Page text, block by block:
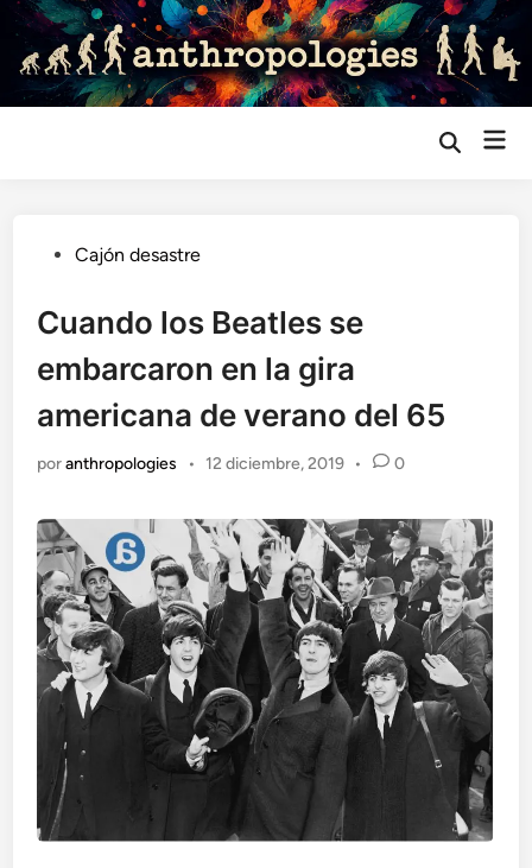
Saltar
contenido
Abrir
Publicado
Cajón desastre
Cuando los Beatles se
embarcaron en la gira
americana de verano del 65
poranthropologies • 12 diciembre, 2019 • 0